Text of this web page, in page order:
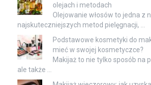
olejach i metodach
Olejowanie włosów to jedna z
najskuteczniejszych metod pielęgnacji, …
Podstawowe kosmetyki do
mieć w swojej kosmetyczce?
Makijaż to nie tylko sposób na
ale także …